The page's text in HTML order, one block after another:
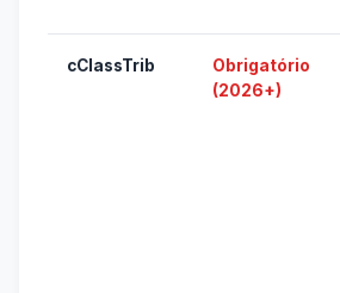
cClassTrib
Obrigatório
(2026+)